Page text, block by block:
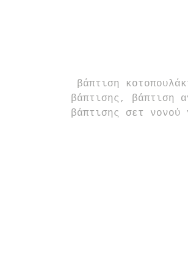
βάπτισης, βάπτιση
βάπτισης σετ